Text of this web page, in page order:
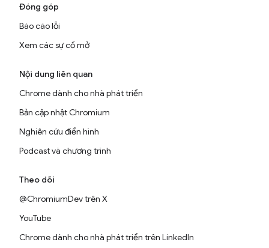
Đóng góp
Báo cáo lỗi
Xem các sự cố mở
Nội dung liên quan
Chrome dành cho nhà phát triển
Bản cập nhật Chromium
Nghiên cứu điển hình
Podcast và chương trình
Theo dõi
@ChromiumDev trên X
YouTube
Chrome dành cho nhà phát triển trên LinkedIn